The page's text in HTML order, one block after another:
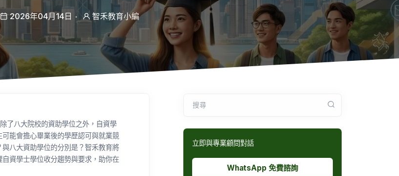
2026年04月14日 智禾教育小編
了八大院校的資助學位之外，自資學
能會擔心畢業後的學歷認可與就業競
八大資助學位的分別是？智禾教育將
資學士學位收分趨勢與要求，助你在
搜尋
立即與專業顧問對話
WhatsApp 免費諮詢